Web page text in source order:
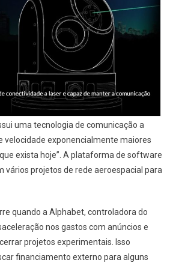
uma tecnologia de comunicação a
velocidade exponencialmente maiores
exista hoje”. A plataforma de software
vários projetos de rede aeroespacial para
quando a Alphabet, controladora do
nos gastos com anúncios e
projetos experimentais. Isso
financiamento externo para alguns